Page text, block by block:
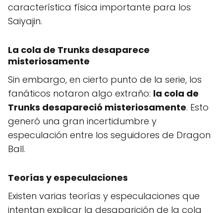
característica física importante para los
Saiyajin.
La cola de Trunks desaparece
misteriosamente
Sin embargo, en cierto punto de la serie, los
fanáticos notaron algo extraño: la cola de
Trunks desapareció misteriosamente. Esto
generó una gran incertidumbre y
especulación entre los seguidores de Dragon
Ball.
Teorías y especulaciones
Existen varias teorías y especulaciones que
intentan explicar la desaparición de la cola